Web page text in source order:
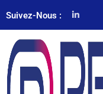
Suivez-Nous :